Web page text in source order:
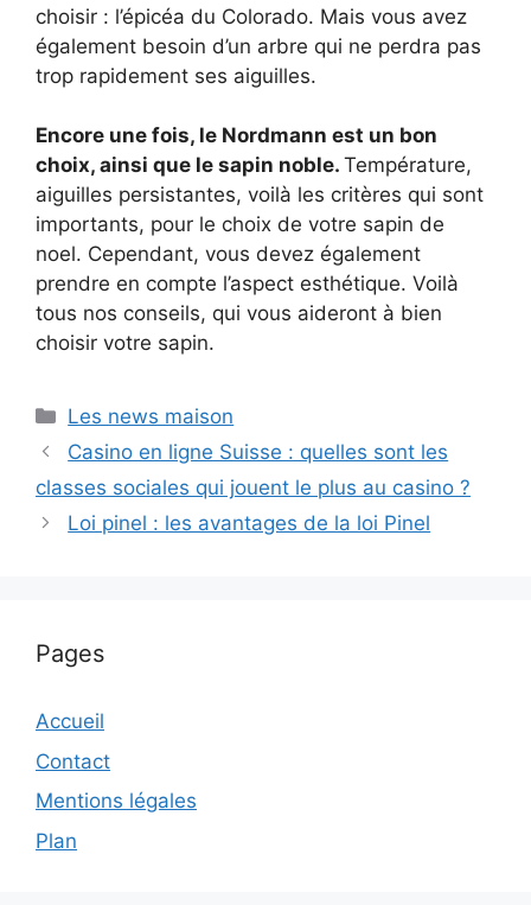
choisir : l’épicéa du Colorado. Mais vous avez
également besoin d’un arbre qui ne perdra pas
trop rapidement ses aiguilles.
Encore une fois, le Nordmann est un bon
choix, ainsi que le sapin noble. Température,
aiguilles persistantes, voilà les critères qui sont
importants, pour le choix de votre sapin de
noel. Cependant, vous devez également
prendre en compte l’aspect esthétique. Voilà
tous nos conseils, qui vous aideront à bien
choisir votre sapin.
Catégories
Les news maison
Casino en ligne Suisse : quelles sont les
classes sociales qui jouent le plus au casino ?
Loi pinel : les avantages de la loi Pinel
Pages
Accueil
Contact
Mentions légales
Plan